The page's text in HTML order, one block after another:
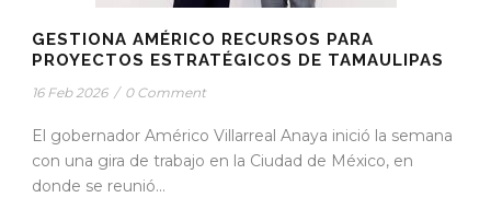
GESTIONA AMÉRICO RECURSOS PARA
PROYECTOS ESTRATÉGICOS DE TAMAULIPAS
16 Feb 2026 / 0 Comment
El gobernador Américo Villarreal Anaya inició la semana
con una gira de trabajo en la Ciudad de México, en
donde se reunió...